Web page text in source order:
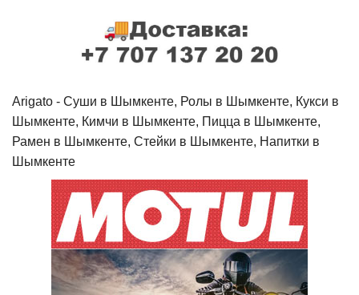
Arigato - Cуши в Шымкенте, Ролы в Шымкенте, Кукси в
Шымкенте, Кимчи в Шымкенте, Пицца в Шымкенте,
Рамен в Шымкенте, Стейки в Шымкенте, Напитки в
Шымкенте